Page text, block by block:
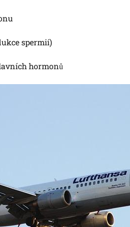
spermií)
hormonů